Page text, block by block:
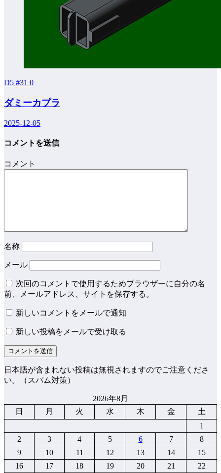
D5 #31 0
ダミーカプラ
2025-12-05
コメントを送信
コメント
名称
メール
次回のコメントで使用するためブラウザーに自分の名
前、メールアドレス、サイトを保存する。
新しいコメントをメールで通知
新しい投稿をメールで受け取る
日本語が含まれない投稿は無視されますのでご注意くださ
い。（スパム対策）
2026年8月
日
月 火 水 木 金
土
1
2
3 4 5 6 7
8
9
10 11 12 13 14
15
16
17 18 19 20 21
22